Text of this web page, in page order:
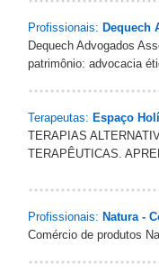
Profissionais: Dequech
Dequech Advogados
patrimônio: advocacia
Terapeutas: Espaço
TERAPIAS
TERAPÊUTICAS.
Profissionais: Natura -
Comércio de produtos